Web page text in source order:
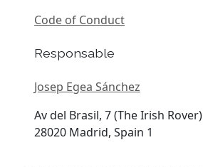
Code of Conduct
Responsable
Josep Egea Sánchez
Av del Brasil, 7 (The Irish Rover)
28020 Madrid, Spain 1